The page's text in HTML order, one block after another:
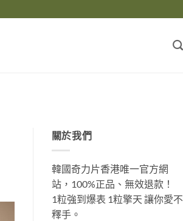
關於我們
韓國奇力片香港唯一官方網
站，100%正品、無效退款！
1粒強到爆表 1粒擎天 讓你愛不
釋手。